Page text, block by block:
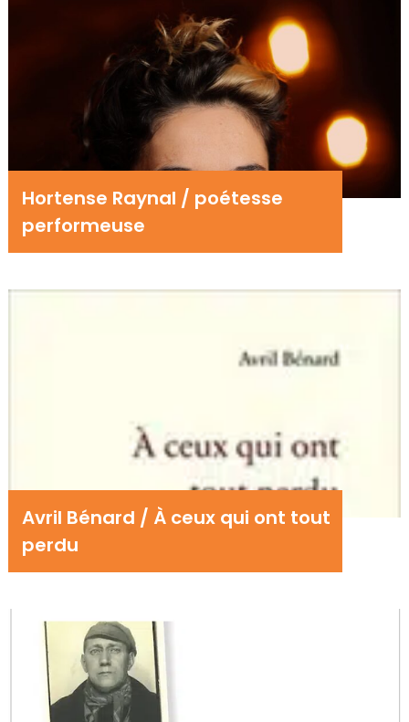
Hortense Raynal / poétesse
performeuse
Avril Bénard / À ceux qui ont tout
perdu